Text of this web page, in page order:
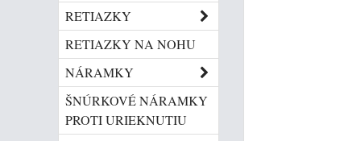
RETIAZKY
RETIAZKY NA NOHU
NÁRAMKY
ŠNÚRKOVÉ NÁRAMKY
PROTI URIEKNUTIU